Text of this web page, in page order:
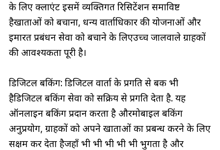
के लिए क्लाएंट इसमें व्यक्तिगत रिसिटेंशन समाविष्ट
हैखाताओं को बचाना, धन्य वार्ताधिकार की योजनाओं और
इमारत प्रबंधन सेवा को बचाने के लिएउच्च जालवाले ग्राहकों
की आवश्यकता पूरी है।
डिजिटल बैंकिंग: डिजिटल वार्ता के प्रगति से बैंक भी
हैडिजिटल बैंकिंग सेवा को सक्रिय से प्रगति देता है. यह
ऑनलाइन बैंकिंग प्रदान करता है औरमोबाइल बैंकिंग
अनुप्रयोग, ग्राहकों को अपने खाताओं का प्रबन्ध करने के लिए
सक्षम कर देता हैजहाँ भी भी भी भी भी भुगता है और